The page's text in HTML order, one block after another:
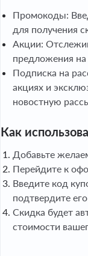
Промокоды:
для получения
Акции:
предложения на
Подписка на
акциях и
новостную
Как
Добавьте
Перейдите к
Введите код
подтвердите
Скидка будет
стоимости